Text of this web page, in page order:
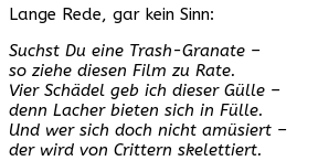
Lange Rede, gar kein Sinn:
Suchst Du eine Trash-Granate –
so ziehe diesen Film zu Rate.
Vier Schädel geb ich dieser Gülle –
denn Lacher bieten sich in Fülle.
Und wer sich doch nicht amüsiert –
der wird von Crittern skelettiert.